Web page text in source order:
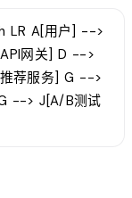
LR A[用户] -->
网关] D -->
荐服务] G -->
--> J[A/B测试